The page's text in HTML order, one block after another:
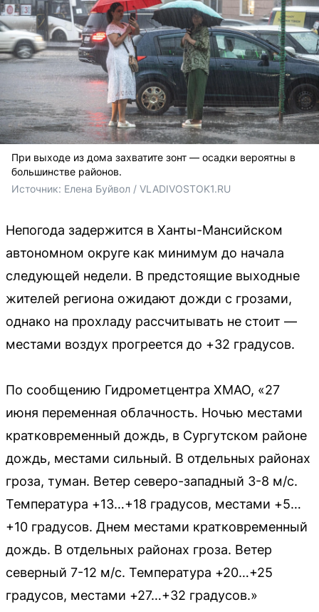
При выходе из дома захватите зонт — осадки вероятны в
большинстве районов.
Источник: Елена Буйвол / VLADIVOSTOK1.RU
Непогода задержится в Ханты-Мансийском
автономном округе как минимум до начала
следующей недели. В предстоящие выходные
жителей региона ожидают дожди с грозами,
однако на прохладу рассчитывать не стоит —
местами воздух прогреется до +32 градусов.
По сообщению Гидрометцентра ХМАО, «27
июня переменная облачность. Ночью местами
кратковременный дождь, в Сургутском районе
дождь, местами сильный. В отдельных районах
гроза, туман. Ветер северо-западный 3-8 м/с.
Температура +13…+18 градусов, местами +5…
+10 градусов. Днем местами кратковременный
дождь. В отдельных районах гроза. Ветер
северный 7-12 м/с. Температура +20…+25
градусов, местами +27…+32 градусов.»